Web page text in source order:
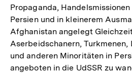
Propaganda,
Persien und in kleinerem
Afghanistan angelegt
Aserbeidschanern, Turkmenen,
und anderen Minoritäten in
angeboten in die UdSSR zu